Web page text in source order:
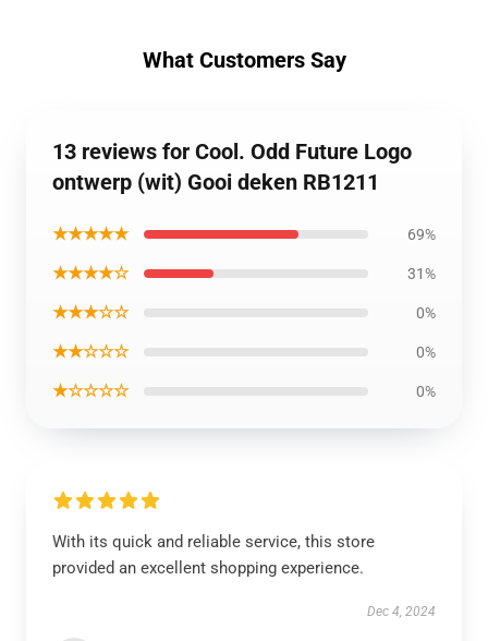
What Customers Say
13 reviews for Cool. Odd Future Logo
ontwerp (wit) Gooi deken RB1211
★★★★★ 69%
★★★★☆ 31%
★★★☆☆ 0%
★★☆☆☆ 0%
★☆☆☆☆ 0%
With its quick and reliable service, this store
provided an excellent shopping experience.
Dec 4, 2024